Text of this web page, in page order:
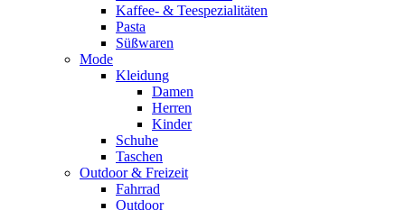
Kaffee- & Teespezialitäten
Pasta
Süßwaren
Mode
Kleidung
Damen
Herren
Kinder
Schuhe
Taschen
Outdoor & Freizeit
Fahrrad
Outdoor